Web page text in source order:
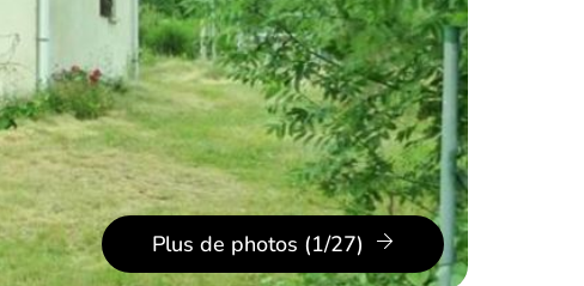
Plus de photos (1/27)